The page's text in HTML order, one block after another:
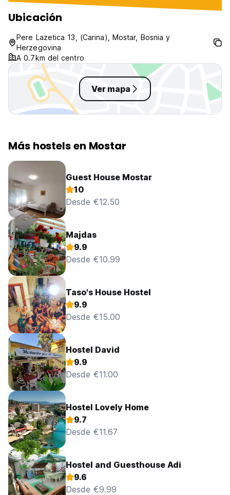
Ubicación
Pere Lazetica 13, (Carina), Mostar, Bosnia y
Herzegovina
A 0.7km del centro
Ver mapa
Más hostels en Mostar
Guest House Mostar
10
Desde €12.50
Majdas
9.9
Desde €10.99
Taso's House Hostel
9.9
Desde €15.00
Hostel David
9.9
Desde €11.00
Hostel Lovely Home
9.7
Desde €11.67
Hostel and Guesthouse Adi
9.6
Desde €9.99